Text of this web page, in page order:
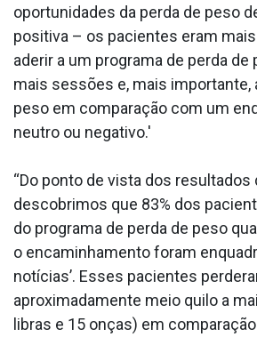
oportunidades da perda de peso
positiva – os pacientes eram
aderir a um programa de perda de
mais sessões e, mais importante,
peso em comparação com um
neutro ou negativo.'
“Do ponto de vista dos
descobrimos que 83% dos
do programa de perda de peso
o encaminhamento foram
notícias’. Esses pacientes
aproximadamente meio quilo a
libras e 15 onças) em